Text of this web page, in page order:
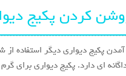
کردن پکیج
آمدن پکیج دیواری دیگر استفاده
ای دارد. پکیج دیواری برای